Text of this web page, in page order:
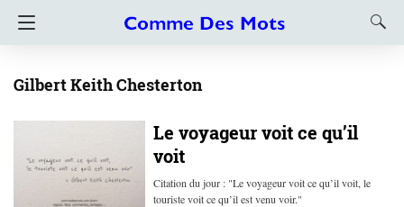
Gilbert Keith Chesterton
Le voyageur voit ce qu’il
voit
Citation du jour : "Le voyageur voit ce qu’il voit, le
touriste voit ce qu’il est venu voir."